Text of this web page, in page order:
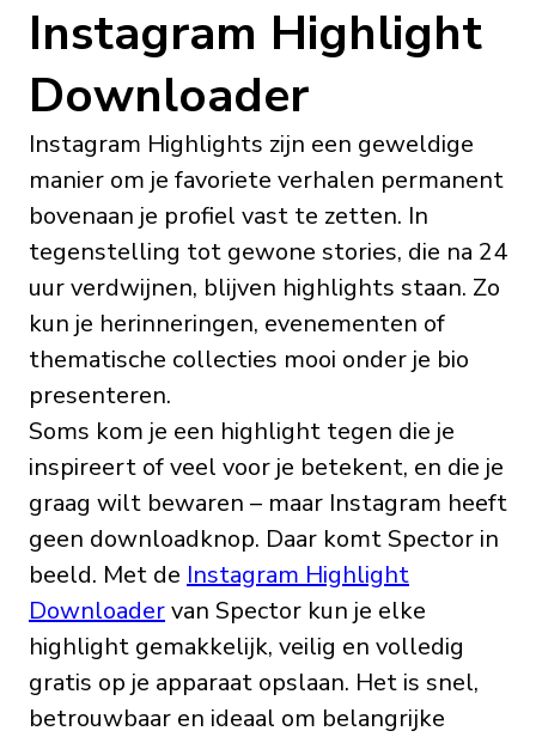
Instagram Highlight
Downloader
Instagram Highlights zijn een geweldige
manier om je favoriete verhalen permanent
bovenaan je profiel vast te zetten. In
tegenstelling tot gewone stories, die na 24
uur verdwijnen, blijven highlights staan. Zo
kun je herinneringen, evenementen of
thematische collecties mooi onder je bio
presenteren.
Soms kom je een highlight tegen die je
inspireert of veel voor je betekent, en die je
graag wilt bewaren – maar Instagram heeft
geen downloadknop. Daar komt Spector in
beeld. Met de Instagram Highlight
Downloadervan Spector kun je elke
highlight gemakkelijk, veilig en volledig
gratis op je apparaat opslaan. Het is snel,
betrouwbaar en ideaal om belangrijke